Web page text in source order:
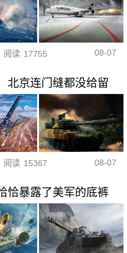
阅读 17755 08-07
北京连门缝都没给留
阅读 15367 08-07
恰暴露了美军的底裤